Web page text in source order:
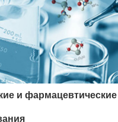
и фармацевтические